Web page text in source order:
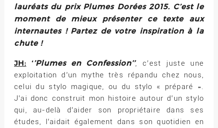
lauréats du prix Plumes Dorées 2015. C’est le
moment de mieux présenter ce texte aux
internautes ! Partez de votre inspiration à la
chute !
JH: ‘’Plumes en Confession’’, c’est juste une
exploitation d’un mythe très répandu chez nous,
celui du stylo magique, ou du stylo « préparé ».
J’ai donc construit mon histoire autour d’un stylo
qui, au-delà d’aider son propriétaire dans ses
études, l’aidait également dans son quotidien en